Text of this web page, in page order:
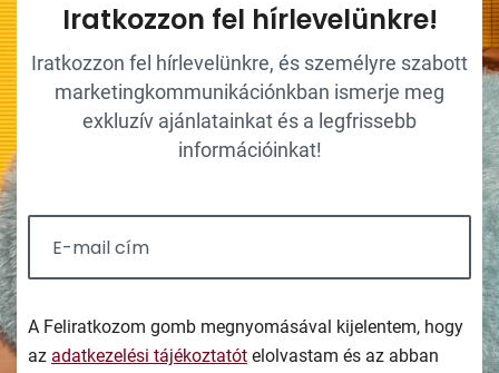
Iratkozzon fel hírlevelünkre!
Iratkozzon fel hírlevelünkre, és személyre szabott
marketingkommunikációnkban ismerje meg
exkluzív ajánlatainkat és a legfrissebb
információinkat!
A Feliratkozom gomb megnyomásával kijelentem, hogy
az adatkezelési tájékoztatót elolvastam és az abban